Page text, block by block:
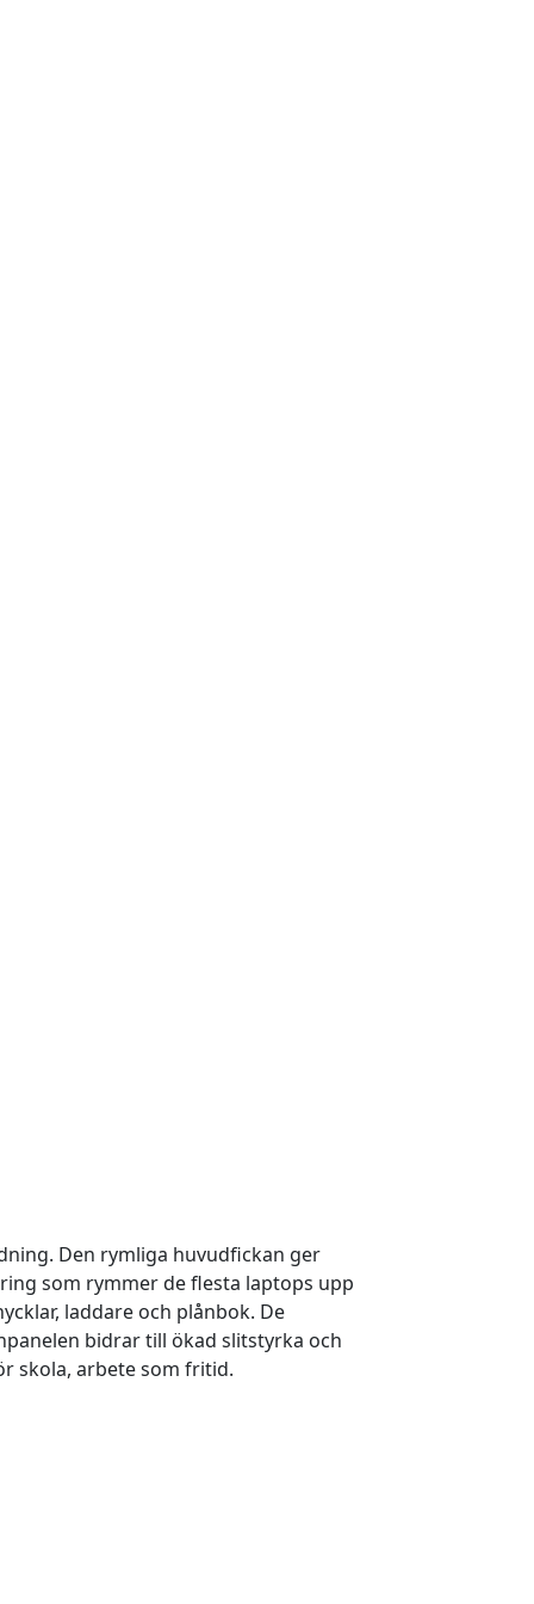
Den rymliga huvudfickan ger
som rymmer de flesta laptops upp
laddare och plånbok. De
bidrar till ökad slitstyrka och
skola, arbete som fritid.